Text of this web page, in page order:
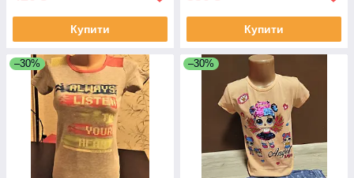
Купити Купити
–30% –30%